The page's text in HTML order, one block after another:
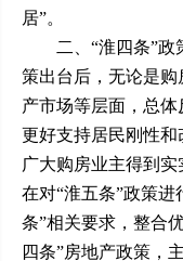
居”。
二、“淮四条”政
策出台后，无论是
产市场等层面，总体
更好支持居民刚性
广大购房业主得到实
在对“淮五条”政策
条”相关要求，整合
四条”房地产政策，